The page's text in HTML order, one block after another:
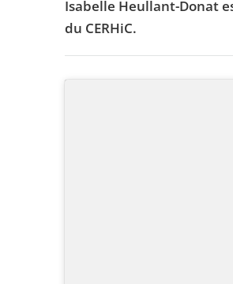
Isabelle Heullant-Donat
du CERHiC.